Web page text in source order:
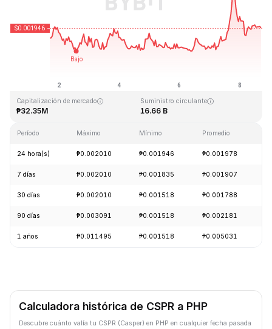
Última actualización: 2026-08-08, 17:09 GMT+0
₱0.001460
Capitalización de mercado
₱32.35M
Suministro circulante
16.66 B
Período Máximo Mínimo Promedio
24 hora(s) ₱0.002010 ₱0.001946 ₱0.001978
7 días ₱0.002010 ₱0.001835 ₱0.001907
30 días ₱0.002010 ₱0.001518 ₱0.001788
90 días ₱0.003091 ₱0.001518 ₱0.002181
1 años ₱0.011495 ₱0.001518 ₱0.005031
Calculadora histórica de CSPR a PHP
Descubre cuánto valía tu CSPR (Casper) en PHP en cualquier fecha pasada